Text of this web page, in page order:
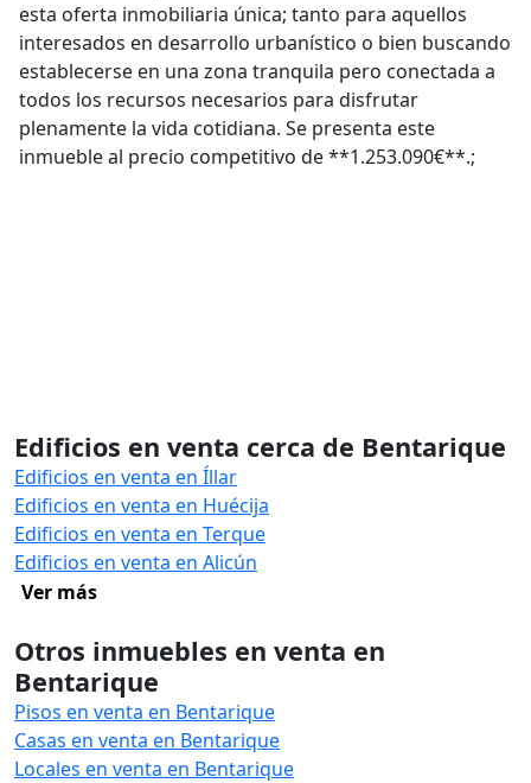
esta oferta inmobiliaria única; tanto para aquellos
interesados en desarrollo urbanístico o bien buscando
establecerse en una zona tranquila pero conectada a
todos los recursos necesarios para disfrutar
plenamente la vida cotidiana. Se presenta este
inmueble al precio competitivo de **1.253.090€**.;
Edificios en venta cerca de Bentarique
Edificios en venta en Íllar
Edificios en venta en Huécija
Edificios en venta en Terque
Edificios en venta en Alicún
Ver más
Otros inmuebles en venta en
Bentarique
Pisos en venta en Bentarique
Casas en venta en Bentarique
Locales en venta en Bentarique